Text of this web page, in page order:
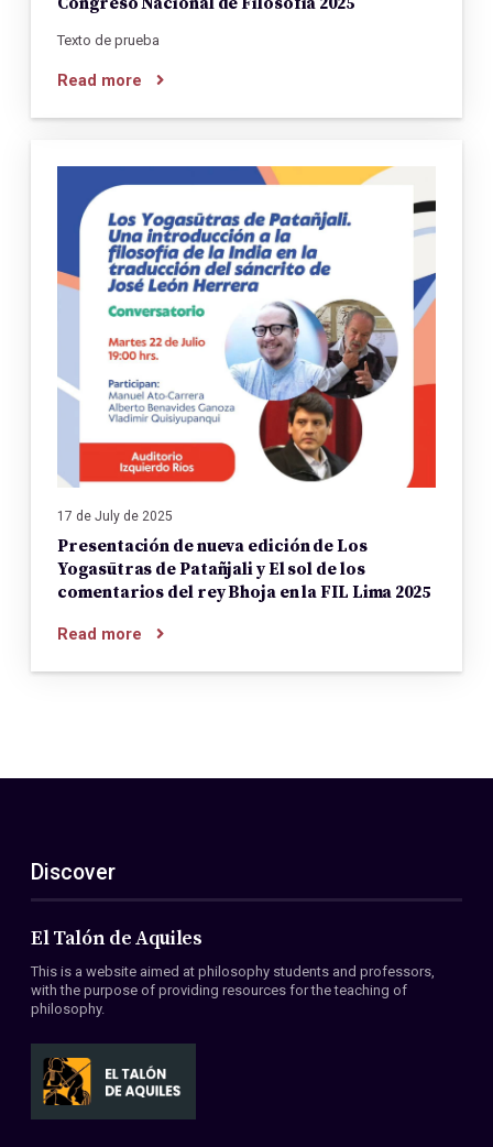
Congreso Nacional de Filosofía 2025
Texto de prueba
Read more
17 de July de 2025
Presentación de nueva edición de Los
Yogasūtras de Patañjali y El sol de los
comentarios del rey Bhoja en la FIL Lima 2025
Read more
Discover
El Talón de Aquiles
This is a website aimed at philosophy students and professors,
with the purpose of providing resources for the teaching of
philosophy.